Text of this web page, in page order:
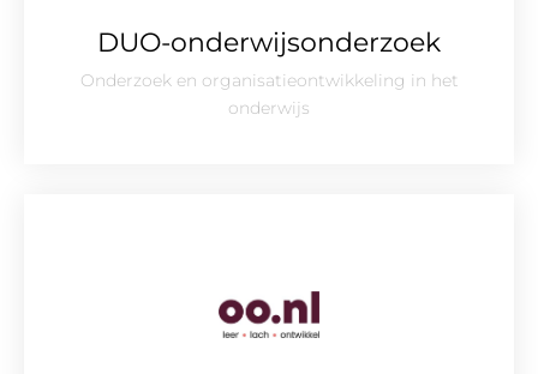
DUO-onderwijsonderzoek
Onderzoek en organisatieontwikkeling in het
onderwijs